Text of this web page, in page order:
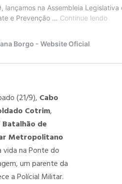
(21/9), Cabo
Cotrim,
Batalhão de
Metropolitano
vida na Ponte do
um parente da
a Polícial Militar.